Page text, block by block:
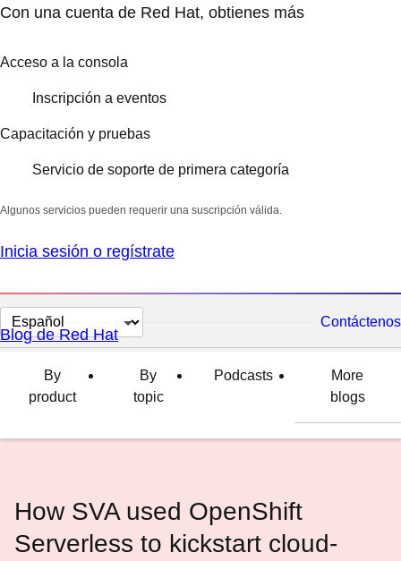
Con una cuenta de Red Hat, obtienes más
Acceso a la consola
Inscripción a eventos
Capacitación y pruebas
Servicio de soporte de primera categoría
Algunos servicios pueden requerir una suscripción válida.
Inicia sesión o regístrate
Cambiar
el
idioma
Contáctenos
Blog de Red Hat
By
product
By
topic
Podcasts
More
blogs
How SVA used OpenShift
Serverless to kickstart cloud-